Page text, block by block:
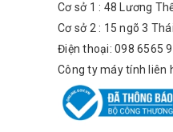
Cơ sở 1 : 48 Lương
Cơ sở 2 : 15 ngõ 3
Điện thoại: 098 6565
Công ty máy tính liên